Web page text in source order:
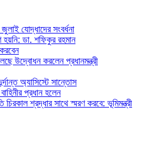
যোদ্ধাদের সংবর্ধনা
ডা. শফিকুর রহমান
উদ্বোধন করলেন প্রধানমন্ত্রী
অ্যাসিস্টে সান্তোস
প্রধান হলেন
শ্রদ্ধার সাথে স্মরণ করবে: ভূমিমন্ত্রী